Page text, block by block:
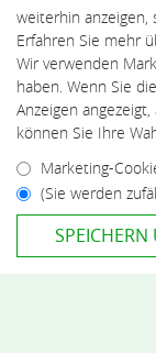
weiterhin anzeigen,
Erfahren Sie mehr
Wir verwenden
haben. Wenn Sie
Anzeigen
können Sie Ihre
Marketing-
(Sie werden